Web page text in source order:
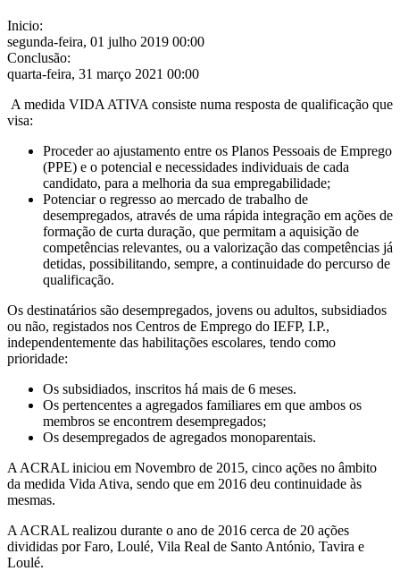
Inicio:
segunda-feira, 01 julho 2019 00:00
Conclusão:
quarta-feira, 31 março 2021 00:00
A medida VIDA ATIVA consiste numa resposta de qualificação que
visa:
Proceder ao ajustamento entre os Planos Pessoais de Emprego
(PPE) e o potencial e necessidades individuais de cada
candidato, para a melhoria da sua empregabilidade;
Potenciar o regresso ao mercado de trabalho de
desempregados, através de uma rápida integração em ações de
formação de curta duração, que permitam a aquisição de
competências relevantes, ou a valorização das competências já
detidas, possibilitando, sempre, a continuidade do percurso de
qualificação.
Os destinatários são desempregados, jovens ou adultos, subsidiados
ou não, registados nos Centros de Emprego do IEFP, I.P.,
independentemente das habilitações escolares, tendo como
prioridade:
Os subsidiados, inscritos há mais de 6 meses.
Os pertencentes a agregados familiares em que ambos os
membros se encontrem desempregados;
Os desempregados de agregados monoparentais.
A ACRAL iniciou em Novembro de 2015, cinco ações no âmbito
da medida Vida Ativa, sendo que em 2016 deu continuidade às
mesmas.
A ACRAL realizou durante o ano de 2016 cerca de 20 ações
divididas por Faro, Loulé, Vila Real de Santo António, Tavira e
Loulé.